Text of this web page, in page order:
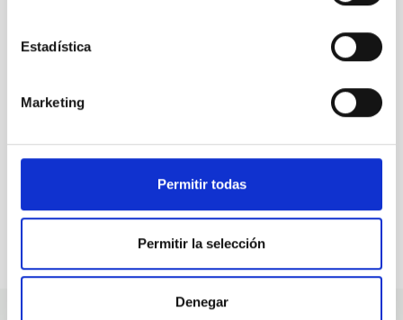
Estadística
Marketing
Permitir todas
Permitir la selección
Denegar
Desde el IAC siempre
estamos buscando gente